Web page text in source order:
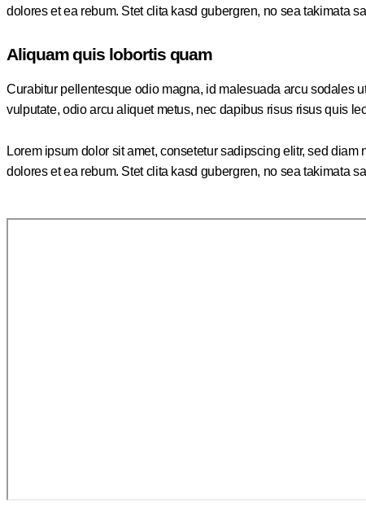
dolores et ea rebum. Stet clita kasd gubergren, no sea takimata
Aliquam quis lobortis quam
Curabitur pellentesque odio magna, id malesuada arcu sodales
vulputate, odio arcu aliquet metus, nec dapibus risus risus quis
Lorem ipsum dolor sit amet, consetetur sadipscing elitr, sed
dolores et ea rebum. Stet clita kasd gubergren, no sea takimata